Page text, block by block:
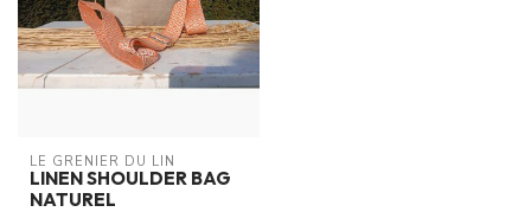
LE GRENIER DU LIN
LINEN SHOULDER BAG
NATUREL